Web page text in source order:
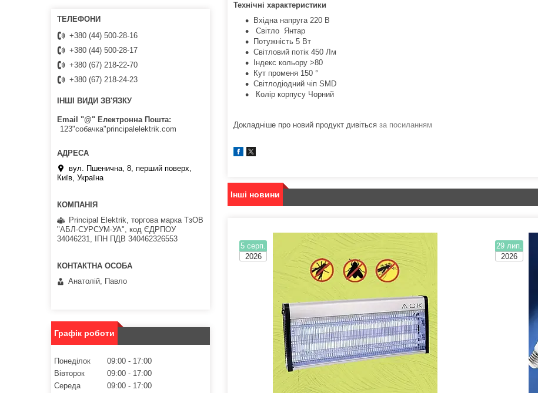
Технічні характеристики
Вхідна напруга 220 В
Світло Янтар
Потужність 5 Вт
Світловий потік 450 Лм
Індекс кольору >80
Кут променя 150 °
Світлодіодний чіп SMD
Колір корпусу Чорний
Докладніше про новий продукт дивіться за посиланням
Інші новини
5 серп.
2026
29 лип.
2026
+380 (44) 500-28-16
+380 (44) 500-28-17
+380 (67) 218-22-70
+380 (67) 218-24-23
ІНШІ ВИДИ ЗВ'ЯЗКУ
Email "@" Електронна Пошта
123"собачка"principalelektrik.com
вул. Пшенична, 8, перший поверх,
Київ, Україна
Principal Elektrik, торгова марка ТзОВ
"АБЛ-СУРСУМ-УА", код ЄДРПОУ
34046231, ІПН ПДВ 340462326553
Анатолій, Павло
Графік роботи
Понеділок 09:00
17:00
Вівторок
09:00
17:00
Середа
09:00
17:00